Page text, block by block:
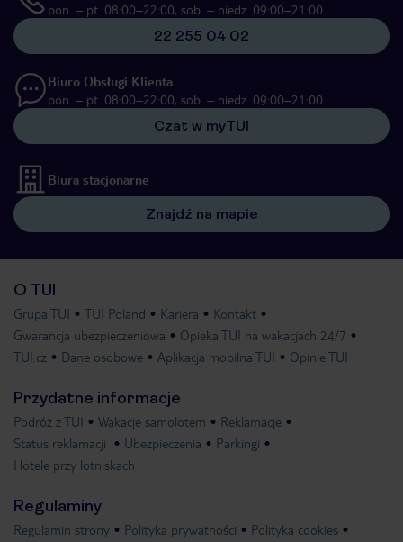
pon. – pt. 08:00–22:00, sob. – niedz. 09:00–21:00
22 255 04 02
Biuro Obsługi Klienta
pon. – pt. 08:00–22:00, sob. – niedz. 09:00–21:00
Czat w myTUI
Biura stacjonarne
Znajdź na mapie
O TUI
Grupa TUI TUI Poland Kariera
Kontakt
Gwarancja ubezpieczeniowa
Opieka TUI na wakacjach 24/7
TUI.cz
Dane osobowe Aplikacja mobilna TUI Opinie TUI
Przydatne informacje
Podróż z TUI Wakacje samolotem
Reklamacje
Status reklamacji
Ubezpieczenia
Parkingi
Hotele przy lotniskach
Regulaminy
Regulamin strony Polityka prywatności Polityka cookies